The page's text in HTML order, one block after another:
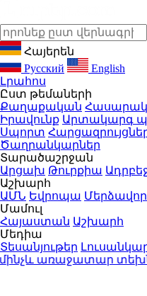
Հայերեն
Русский
English
Լրահոս
Ըստ թեմաների
Քաղաքական
Իրավունք Արտակարգ
Սպորտ
Ծաղրանկարներ
Տարածաշրջան
Արցախ Թուրքիա
Աշխարհ
ԱՄՆ Եվրոպա Մերձավոր
Մամուլ
Հայաստան Աշխարհ
Մեդիա
Տեսանյութեր
առաջատար